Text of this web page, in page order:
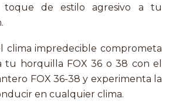
toque de estilo agresivo a tu
clima impredecible comprometa
tu horquilla FOX 36 o 38 con el
FOX 36-38 y experimenta la
en cualquier clima.